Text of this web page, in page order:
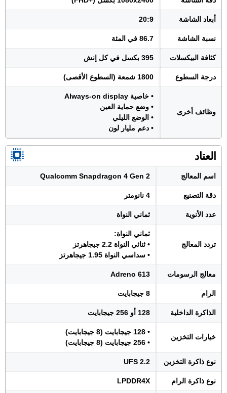
أبعاد الشاشة 20:9
نسبة الشاشة 86.7 في المئة
كثافة البيكسلات 395 بكسل في كل إنش
درجة السطوع 1800 شمعة (السطوع الأقصى)
وظائف أخرى
• خاصية Always-on display
• وضع حماية العين
• الوضع الليلي
• دعم مليار لون
العتاد
اسم المعالج Qualcomm Snapdragon 4 Gen 2
دقة التصنيع 4 نانومتر
عدد الأنوية ثماني النواة
تردد المعالج
ثماني النواة:
• ثنائي النواة 2.2 جيجاهرتز
• سداسي النواة 1.95 جيجاهرتز
معالج الرسومات Adreno 613
الرام 8 جيجابايت
الذاكرة الداخلية 128 أو 256 جيجابايت
خيارات التخزين
• 128 جيجابايت (8 جيجابايت)
• 256 جيجابايت (8 جيجابايت)
نوع ذاكرة التخزين UFS 2.2
نوع ذاكرة الرام LPDDR4X